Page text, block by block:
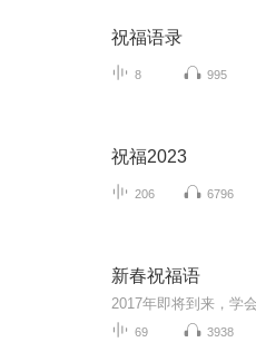
祝福语录
8 995
祝福2023
206 6796
新春祝福语
69 3938